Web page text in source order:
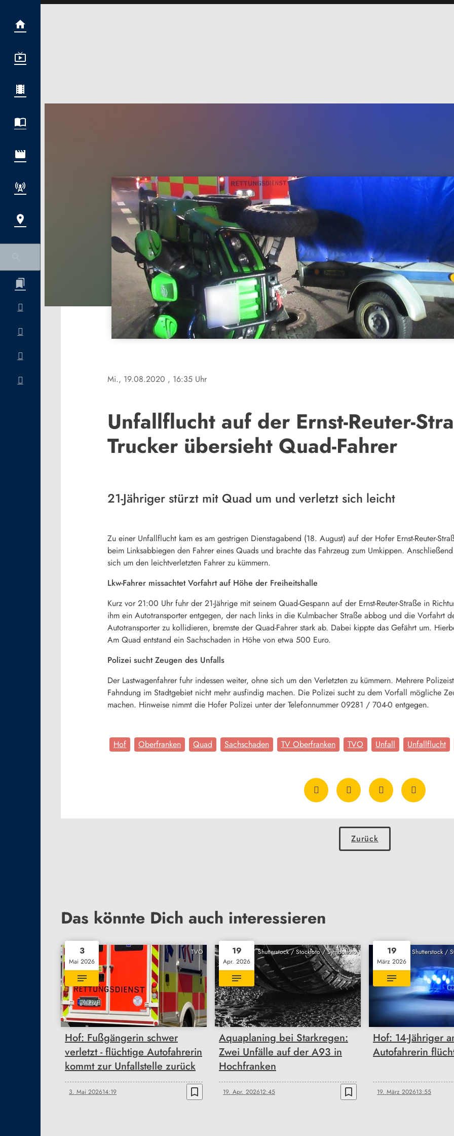
Mi., 19.08.2020 , 16:35 Uhr
Unfallflucht auf der Ernst-Reuter-
Trucker übersieht Quad-Fahrer
21-Jähriger stürzt mit Quad um und verletzt sich leicht
Zu einer Unfallflucht kam es am gestrigen Dienstagabend (18. August) auf der Hofer Ernst-Reuter-
beim Linksabbiegen den Fahrer eines Quads und brachte das Fahrzeug zum Umkippen.
sich um den leichtverletzten Fahrer zu kümmern.
Lkw-Fahrer missachtet Vorfahrt auf Höhe der Freiheitshalle
Kurz vor 21:00 Uhr fuhr der 21-Jährige mit seinem Quad-Gespann auf der Ernst-Reuter-Straße in
ihm ein Autotransporter entgegen, der nach links in die Kulmbacher Straße abbog und die Vorfahrt
Autotransporter zu kollidieren, bremste der Quad-Fahrer stark ab. Dabei kippte das Gefährt um.
Am Quad entstand ein Sachschaden in Höhe von etwa 500 Euro.
Polizei sucht Zeugen des Unfalls
Der Lastwagenfahrer fuhr indessen weiter, ohne sich um den Verletzten zu kümmern. Mehrere
Fahndung im Stadtgebiet nicht mehr ausfindig machen. Die Polizei sucht zu dem Vorfall mögliche
machen. Hinweise nimmt die Hofer Polizei unter der Telefonnummer 09281 / 704-0 entgegen.
Hof Oberfranken Quad Sachschaden TV Oberfranken TVO Unfall Unfallflucht
Zurück
Das könnte Dich auch interessieren
TVO
3
Mai 2026
Hof: Fußgängerin schwer
verletzt - flüchtige Autofahrerin
kommt zur Unfallstelle zurück
3. Mai 202614:19 bookmark_border
Shutterstock / Stockfoto / Symbolfoto
19
Apr. 2026
Aquaplaning bei Starkregen:
Zwei Unfälle auf der A93 in
Hochfranken
19. Apr. 202612:45 bookmark_border
Shutterstock /
19
März 2026
Hof: 14-Jähriger
Autofahrerin
19. März 202613:55